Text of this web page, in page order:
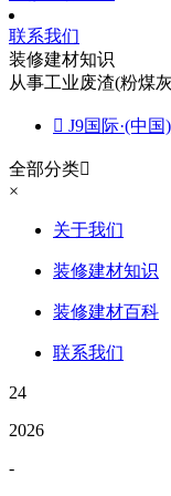
联系我们
装修建材知识
从事工业废渣(粉煤
 J9国际·(中
全部分类
×
关于我们
装修建材知识
装修建材百科
联系我们
24
2026
-